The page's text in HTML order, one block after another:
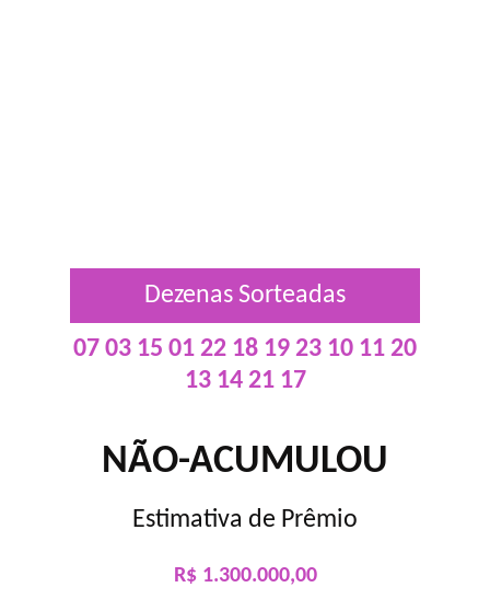
Dezenas Sorteadas
07 03 15 01 22 18 19 23 10 11 20
13 14 21 17
NÃO-ACUMULOU
Estimativa de Prêmio
R$ 1.300.000,00